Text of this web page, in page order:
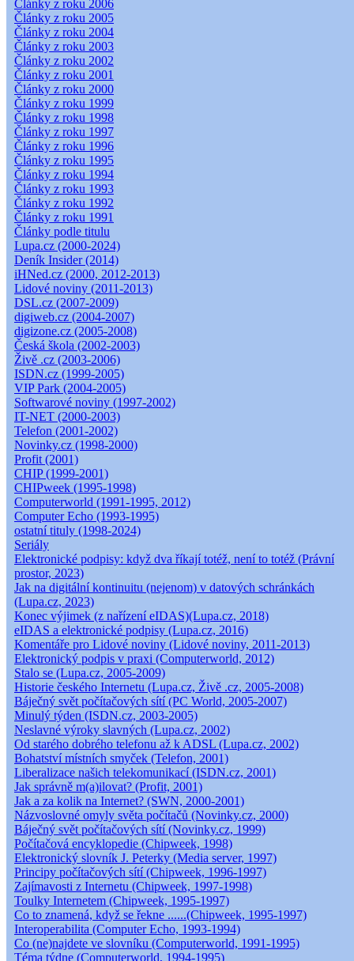
Články z roku 2006
Články z roku 2005
Články z roku 2004
Články z roku 2003
Články z roku 2002
Články z roku 2001
Články z roku 2000
Články z roku 1999
Články z roku 1998
Články z roku 1997
Články z roku 1996
Články z roku 1995
Články z roku 1994
Články z roku 1993
Články z roku 1992
Články z roku 1991
Články podle titulu
Lupa.cz (2000-2024)
Deník Insider (2014)
iHNed.cz (2000, 2012-2013)
Lidové noviny (2011-2013)
DSL.cz (2007-2009)
digiweb.cz (2004-2007)
digizone.cz (2005-2008)
Česká škola (2002-2003)
Živě .cz (2003-2006)
ISDN.cz (1999-2005)
VIP Park (2004-2005)
Softwarové noviny (1997-2002)
IT-NET (2000-2003)
Telefon (2001-2002)
Novinky.cz (1998-2000)
Profit (2001)
CHIP (1999-2001)
CHIPweek (1995-1998)
Computerworld (1991-1995, 2012)
Computer Echo (1993-1995)
ostatní tituly (1998-2024)
Seriály
Elektronické podpisy: když dva říkají totéž, není to totéž (Právní
prostor, 2023)
Jak na digitální kontinuitu (nejenom) v datových schránkách
(Lupa.cz, 2023)
Konec výjimek (z nařízení eIDAS)(Lupa.cz, 2018)
eIDAS a elektronické podpisy (Lupa.cz, 2016)
Komentáře pro Lidové noviny (Lidové noviny, 2011-2013)
Elektronický podpis v praxi (Computerworld, 2012)
Stalo se (Lupa.cz, 2005-2009)
Historie českého Internetu (Lupa.cz, Živě .cz, 2005-2008)
Báječný svět počítačových sítí (PC World, 2005-2007)
Minulý týden (ISDN.cz, 2003-2005)
Neslavné výroky slavných (Lupa.cz, 2002)
Od starého dobrého telefonu až k ADSL (Lupa.cz, 2002)
Bohatství místních smyček (Telefon, 2001)
Liberalizace našich telekomunikací (ISDN.cz, 2001)
Jak správně m(a)ilovat? (Profit, 2001)
Jak a za kolik na Internet? (SWN, 2000-2001)
Názvoslovné omyly světa počítačů (Novinky.cz, 2000)
Báječný svět počítačových sítí (Novinky.cz, 1999)
Počítačová encyklopedie (Chipweek, 1998)
Elektronický slovník J. Peterky (Media server, 1997)
Principy počítačových sítí (Chipweek, 1996-1997)
Zajímavosti z Internetu (Chipweek, 1997-1998)
Toulky Internetem (Chipweek, 1995-1997)
Co to znamená, když se řekne ......(Chipweek, 1995-1997)
Interoperabilita (Computer Echo, 1993-1994)
Co (ne)najdete ve slovníku (Computerworld, 1991-1995)
Téma týdne (Computerworld, 1994-1995)